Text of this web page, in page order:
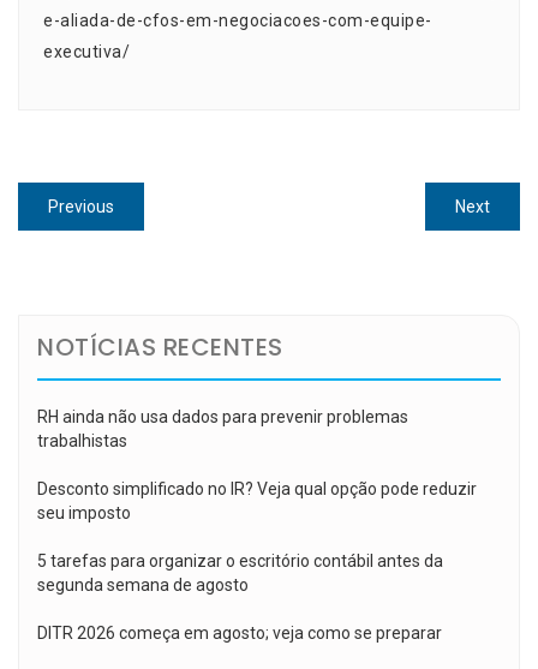
e-aliada-de-cfos-em-negociacoes-com-equipe-
executiva/
Navegação
de
Previous
post:
NextNext
post:
NOTÍCIAS RECENTES
RH ainda não usa dados para prevenir problemas
trabalhistas
Desconto simplificado no IR? Veja qual opção pode reduzir
seu imposto
5 tarefas para organizar o escritório contábil antes da
segunda semana de agosto
DITR 2026 começa em agosto; veja como se preparar